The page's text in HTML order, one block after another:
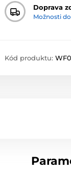
Doprava
Možnosti
Kód produktu: